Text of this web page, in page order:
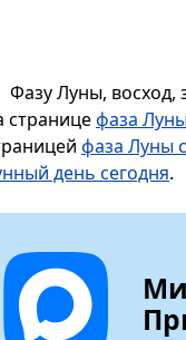
Фазу Луны, восход,
страницефаза
фаза Луны
день сегодня.